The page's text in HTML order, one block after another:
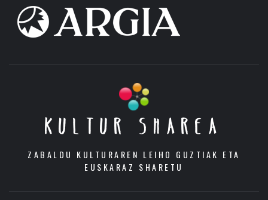
KULTUR SHAREA
ZABALDU KULTURAREN LEIHO GUZTIAK ETA
EUSKARAZ SHARETU